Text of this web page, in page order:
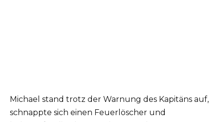
Michael stand trotz der Warnung des Kapitäns auf,
schnappte sich einen Feuerlöscher und